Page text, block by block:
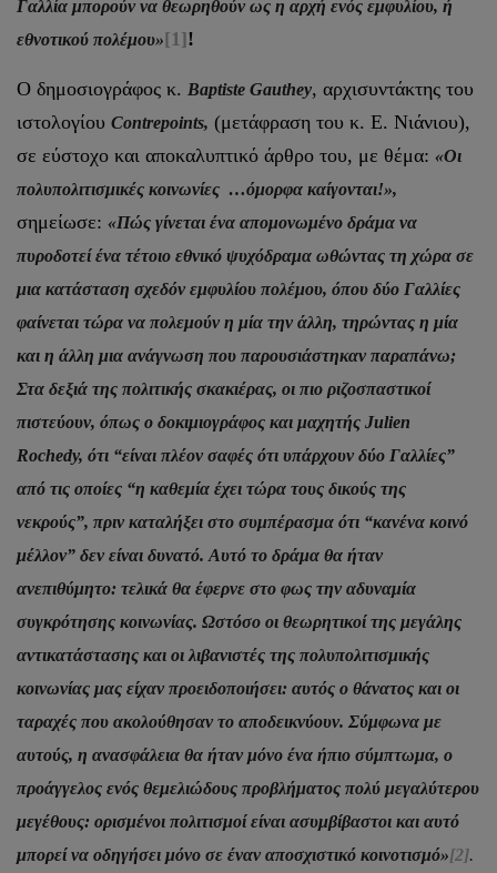
Γαλλία μπορούν να θεωρηθούν ως η αρχή ενός εμφυλίου, ή
εθνοτικού πολέμου»[1]!
Ο δημοσιογράφος κ. Baptiste Gauthey, αρχισυντάκτης του
ιστολογίου Contrepoints, (μετάφραση του κ. Ε. Νιάνιου),
σε εύστοχο και αποκαλυπτικό άρθρο του, με θέμα: «Οι
πολυπολιτισμικές κοινωνίες …όμορφα καίγονται!»,
σημείωσε: «Πώς γίνεται ένα απομονωμένο δράμα να
πυροδοτεί ένα τέτοιο εθνικό ψυχόδραμα ωθώντας τη χώρα σε
μια κατάσταση σχεδόν εμφυλίου πολέμου, όπου δύο Γαλλίες
φαίνεται τώρα να πολεμούν η μία την άλλη, τηρώντας η μία
και η άλλη μια ανάγνωση που παρουσιάστηκαν παραπάνω;
Στα δεξιά της πολιτικής σκακιέρας, οι πιο ριζοσπαστικοί
πιστεύουν, όπως ο δοκιμιογράφος και μαχητής Julien
Rochedy, ότι “είναι πλέον σαφές ότι υπάρχουν δύο Γαλλίες”
από τις οποίες “η καθεμία έχει τώρα τους δικούς της
νεκρούς”, πριν καταλήξει στο συμπέρασμα ότι “κανένα κοινό
μέλλον” δεν είναι δυνατό. Αυτό το δράμα θα ήταν
ανεπιθύμητο: τελικά θα έφερνε στο φως την αδυναμία
συγκρότησης κοινωνίας. Ωστόσο οι θεωρητικοί της μεγάλης
αντικατάστασης και οι λιβανιστές της πολυπολιτισμικής
κοινωνίας μας είχαν προειδοποιήσει: αυτός ο θάνατος και οι
ταραχές που ακολούθησαν το αποδεικνύουν. Σύμφωνα με
αυτούς, η ανασφάλεια θα ήταν μόνο ένα ήπιο σύμπτωμα, ο
προάγγελος ενός θεμελιώδους προβλήματος πολύ μεγαλύτερου
μεγέθους: ορισμένοι πολιτισμοί είναι ασυμβίβαστοι και αυτό
μπορεί να οδηγήσει μόνο σε έναν αποσχιστικό κοινοτισμό»[2].